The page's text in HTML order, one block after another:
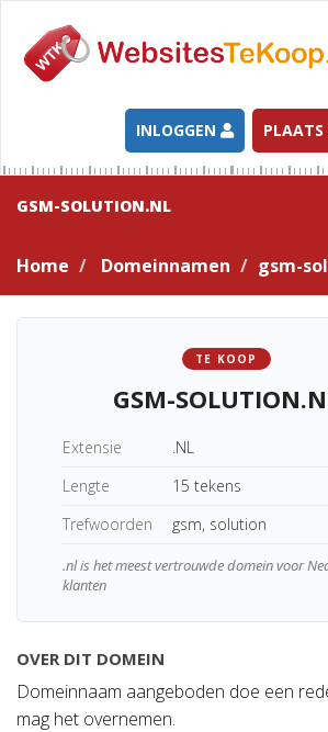
INLOGGEN PLAATS
GSM-SOLUTION.NL
Home Domeinnamen gsm-
TE KOOP
GSM-
Extensie
.NL
Lengte
15 tekens
Trefwoorden
gsm, solution
.nl is het meest vertrouwde domein voor
klanten
OVER DIT DOMEIN
Domeinnaam aangeboden doe een
mag het overnemen.